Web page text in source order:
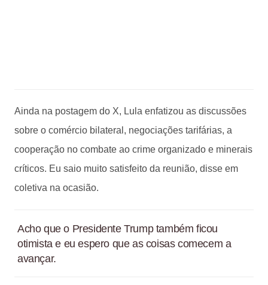
Ainda na postagem do X, Lula enfatizou as discussões
sobre o comércio bilateral, negociações tarifárias, a
cooperação no combate ao crime organizado e minerais
críticos. Eu saio muito satisfeito da reunião, disse em
coletiva na ocasião.
Acho que o Presidente Trump também ficou
otimista e eu espero que as coisas comecem a
avançar.